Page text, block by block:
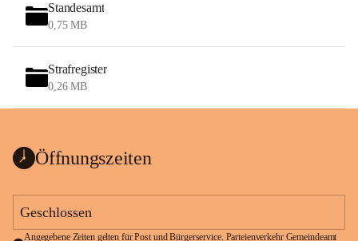
Standesamt
0,75 MB
Strafregister
0,26 MB
Öffnungszeiten
Geschlossen
Angegebene Zeiten gelten für Post und Bürgerservice. Parteienverkehr Gemeindeamt